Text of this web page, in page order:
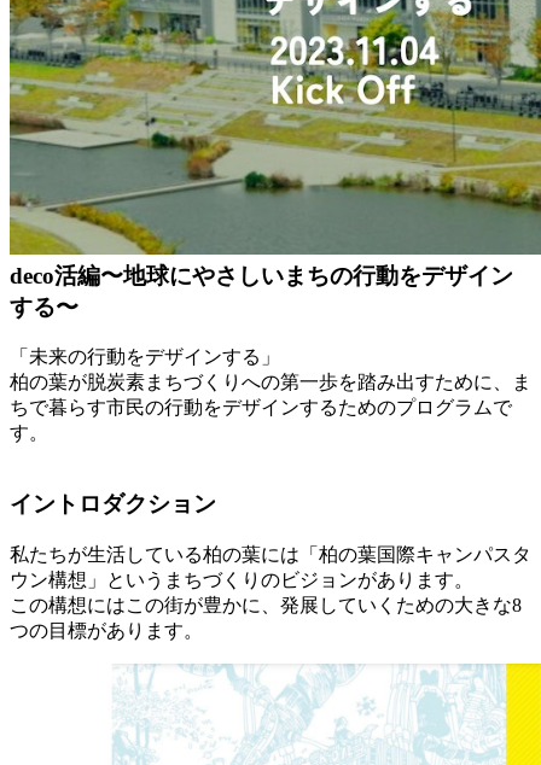
deco活編〜地球にやさしいまちの行動をデザイン
する〜
「未来の行動をデザインする」
柏の葉が脱炭素まちづくりへの第一歩を踏み出すために、ま
ちで暮らす市民の行動をデザインするためのプログラムで
す。
イントロダクション
私たちが生活している柏の葉には「柏の葉国際キャンパスタ
ウン構想」というまちづくりのビジョンがあります。
この構想にはこの街が豊かに、発展していくための大きな8
つの目標があります。